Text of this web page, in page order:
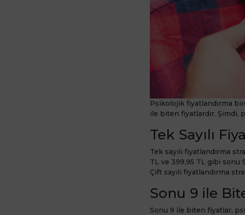
Psikolojik fiyatlandırma
ile biten fiyatlardır. Şimdi,
Tek Sayılı
Tek sayılı fiyatlandırma
TL ve 399,95 TL gibi sonu
Çift sayılı fiyatlandırma
Sonu 9 ile
Sonu 9 ile biten fiyatlar,